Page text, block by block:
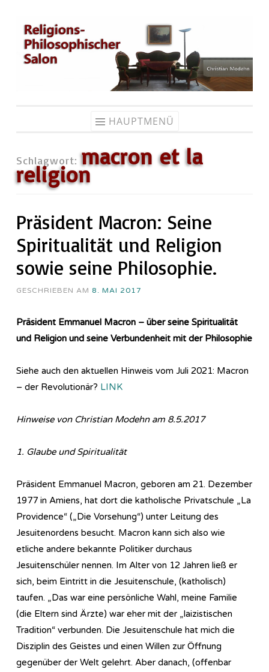
Zum
Inhalt
springen
HAUPTMENÜ
Schlagwort: macron et la
religion
Präsident Macron: Seine
Spiritualität und Religion
sowie seine Philosophie.
GESCHRIEBEN AM 8. MAI 2017
Präsident Emmanuel Macron – über seine Spiritualität
und Religion und seine Verbundenheit mit der Philosophie
Siehe auch den aktuellen Hinweis vom Juli 2021: Macron
– der Revolutionär? LINK
Hinweise von Christian Modehn am 8.5.2017
1. Glaube und Spiritualität
Präsident Emmanuel Macron, geboren am 21. Dezember
1977 in Amiens, hat dort die katholische Privatschule „La
Providence“ („Die Vorsehung“) unter Leitung des
Jesuitenordens besucht. Macron kann sich also wie
etliche andere bekannte Politiker durchaus
Jesuitenschüler nennen. Im Alter von 12 Jahren ließ er
sich, beim Eintritt in die Jesuitenschule, (katholisch)
taufen. „Das war eine persönliche Wahl, meine Familie
(die Eltern sind Ärzte) war eher mit der „laizistischen
Tradition“ verbunden. Die Jesuitenschule hat mich die
Disziplin des Geistes und einen Willen zur Öffnung
gegenüber der Welt gelehrt. Aber danach, (offenbar